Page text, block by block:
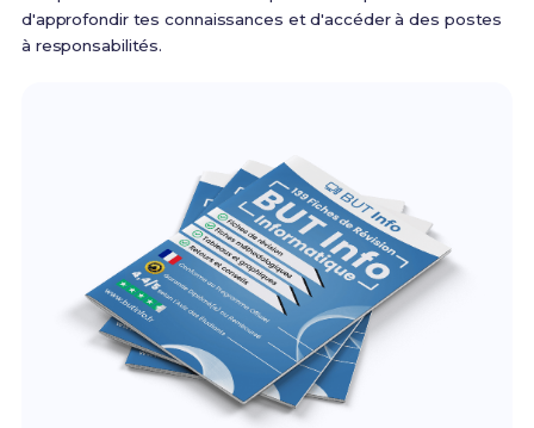
d'approfondir tes connaissances et d'accéder à des postes
à responsabilités.